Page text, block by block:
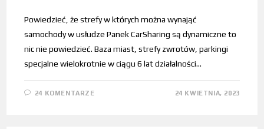
Powiedzieć, że strefy w których można wynająć
samochody w usłudze Panek CarSharing są dynamiczne to
nic nie powiedzieć. Baza miast, strefy zwrotów, parkingi
specjalne wielokrotnie w ciągu 6 lat działalności…
24 KOMENTARZE 24 KWIETNIA, 2023